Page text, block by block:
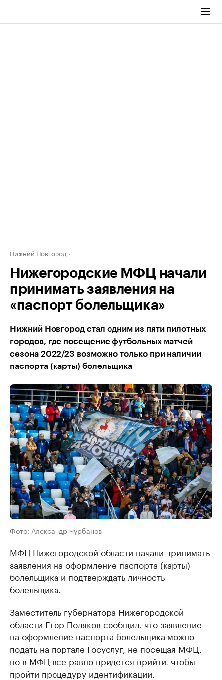
Нижний Новгород
Нижегородские МФЦ начали
принимать заявления на
«паспорт болельщика»
Нижний Новгород стал одним из пяти пилотных
городов, где посещение футбольных матчей
сезона 2022/23 возможно только при наличии
паспорта (карты) болельщика
Фото: Александр Чурбанов
МФЦ Нижегородской области начали принимать
заявления на оформление паспорта (карты)
болельщика и подтверждать личность
болельщика.
Заместитель губернатора Нижегородской
области Егор Поляков сообщил, что заявление
на оформление паспорта болельщика можно
подать на портале Госуслуг, не посещая МФЦ,
но в МФЦ все равно придется прийти, чтобы
пройти процедуру идентификации.